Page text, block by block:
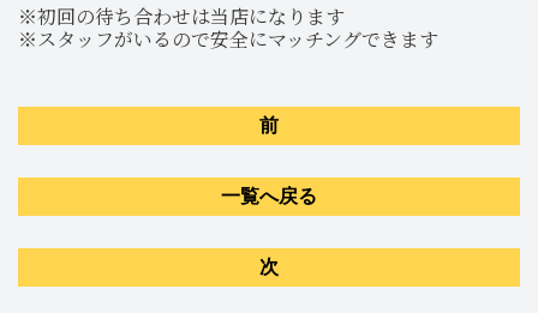
※初回の待ち合わせは当店になります
※スタッフがいるので安全にマッチングできます
前
一覧へ戻る
次